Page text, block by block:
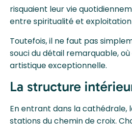
risquaient leur vie
entre spiritualité et
Toutefois, il ne faut pas
souci du détail remarquable,
artistique exceptionnelle.
La structure
En entrant dans la cathédrale,
stations du chemin de croix.